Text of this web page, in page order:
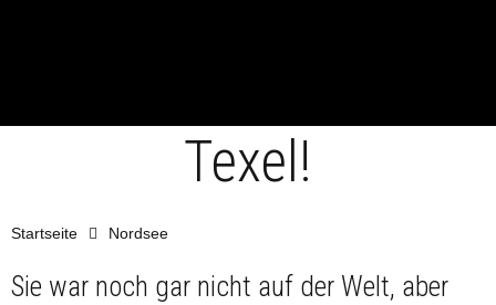
Texel!
Startseite Nordsee
Sie war noch gar nicht auf der Welt, aber